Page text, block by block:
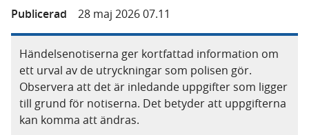
Publicerad
28 maj 2026 07.11
Händelsenotiserna ger kortfattad information om
ett urval av de utryckningar som polisen gör.
Observera att det är inledande uppgifter som ligger
till grund för notiserna. Det betyder att uppgifterna
kan komma att ändras.